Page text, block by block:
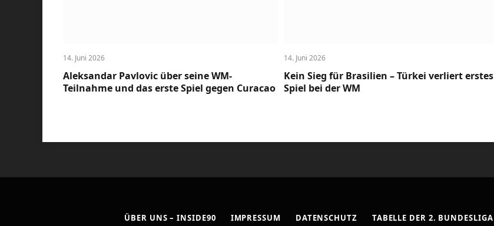
14. Juni 2026
Aleksandar Pavlovic über seine WM-
Teilnahme und das erste Spiel gegen Curacao
14. Juni 2026
Kein Sieg für Brasilien – Türkei verliert erstes
Spiel bei der WM
ÜBER UNS – INSIDE90 IMPRESSUM DATENSCHUTZ TABELLE DER 2. BUNDESLIGA